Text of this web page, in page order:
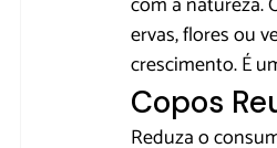
ervas, flores ou
crescimento. É
Copos
Reduza o